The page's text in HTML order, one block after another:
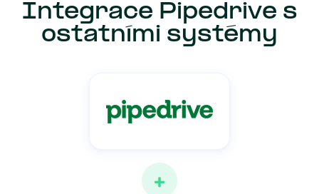
Integrace Pipedrive s
ostatními systémy
+